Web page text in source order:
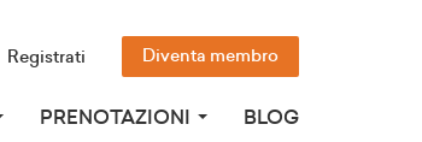
PRENOTAZIONI BLOG
Registrati Diventa membro